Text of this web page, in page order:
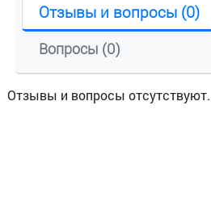
Отзывы и вопросы (0)
Вопросы (0)
Отзывы и вопросы отсутствуют.